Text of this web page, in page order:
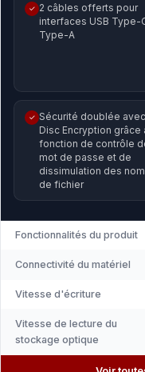
✓ 2 câbles offerts pour
interfaces USB Type-
Type-A
✓ Sécurité doublée avec
Disc Encryption grâce
fonction de contrôle
mot de passe et de
dissimulation des
de fichier
Fonctionnalités du produit
Connectivité du matériel
Vitesse d'écriture
Vitesse de lecture du
stockage optique